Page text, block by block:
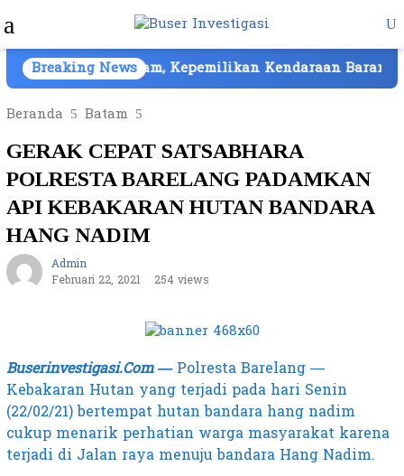
ke
konten
Mobile
Breaking News
Cair di Batam, Kepemilikan Kendaraan Barang Bukti
Beranda
Batam
GERAK CEPAT SATSABHARA
POLRESTA BARELANG PADAMKAN
API KEBAKARAN HUTAN BANDARA
HANG NADIM
Admin
Februari 22, 2021
254 views
Buserinvestigasi.Com —Polresta Barelang —
Kebakaran Hutan yang terjadi pada hari Senin
(22/02/21) bertempat hutan bandara hang nadim
cukup menarik perhatian warga masyarakat karena
terjadi di Jalan raya menuju bandara Hang Nadim.